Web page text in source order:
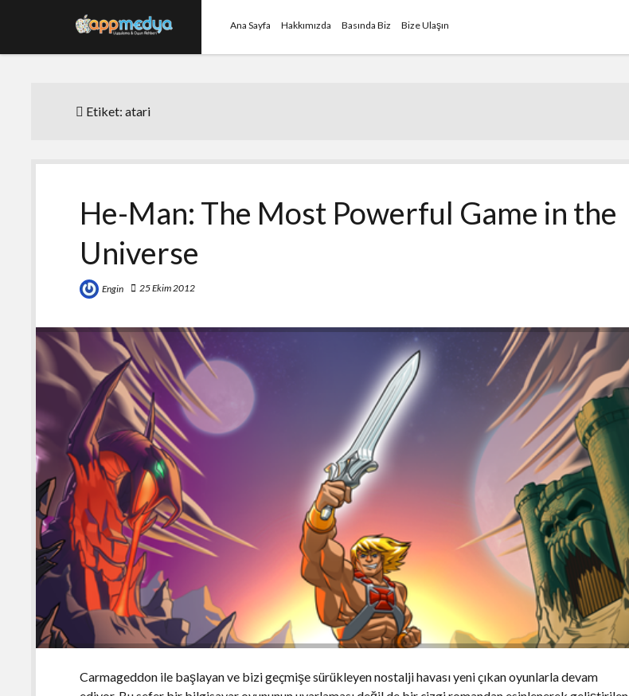
Ana Sayfa Hakkımızda Basında Biz Bize Ulaşın
Etiket:atari
He-Man: The Most Powerful Game in the
Universe
Engin 25 Ekim 2012
Carmageddon ile başlayan ve bizi geçmişe sürükleyen nostalji havası yeni çıkan oyunlarla devam